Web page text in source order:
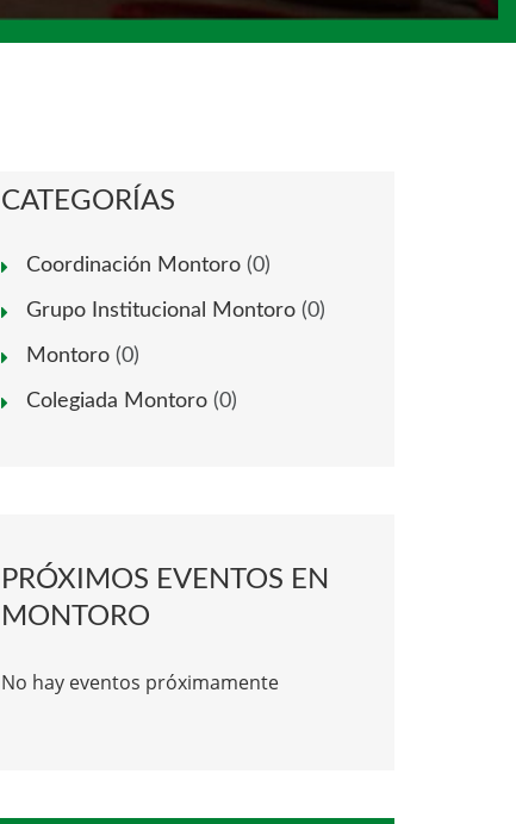
CATEGORÍAS
Coordinación Montoro (0)
Grupo Institucional Montoro (0)
Montoro (0)
Colegiada Montoro (0)
PRÓXIMOS EVENTOS EN
MONTORO
No hay eventos próximamente